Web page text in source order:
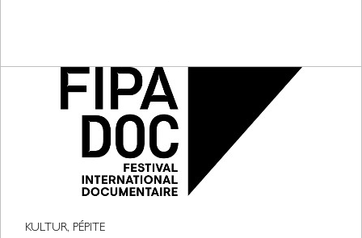
KULTUR, PÉPITE